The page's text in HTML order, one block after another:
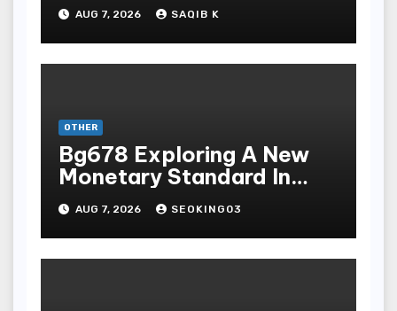
Bermain Slot Online
Terpopuler
AUG 7, 2026 SAQIB K
OTHER
Bg678 Exploring A New
Monetary Standard In
Bodoni Online
Entertainment
AUG 7, 2026 SEOKING03